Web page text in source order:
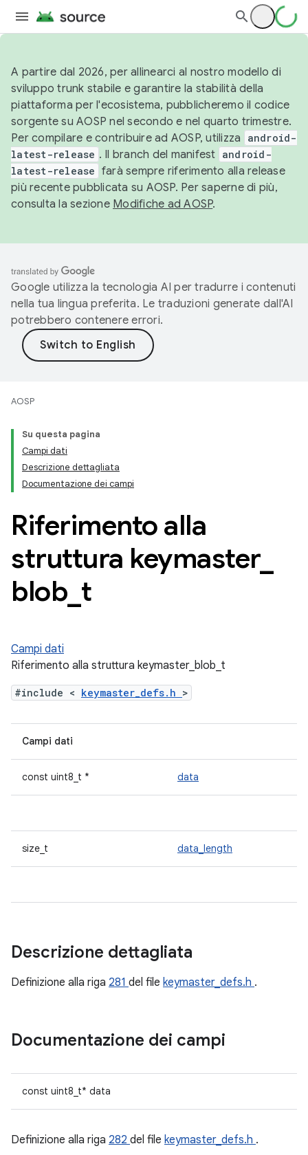
A partire dal 2026, per allinearci al nostro modello di
sviluppo trunk stabile e garantire la stabilità della
piattaforma per l'ecosistema, pubblicheremo il codice
sorgente su AOSP nel secondo e nel quarto trimestre.
Per compilare e contribuire ad AOSP, utilizza
android-
latest-release . Il branch del manifest android-
latest-release farà sempre riferimento alla release
più recente pubblicata su AOSP. Per saperne di più,
consulta la sezione Modifiche ad AOSP.
Google utilizza la tecnologia AI per tradurre i contenuti
nella tua lingua preferita. Le traduzioni generate dall'AI
potrebbero contenere errori.
AOSP
Su questa pagina
Campi dati
Descrizione dettagliata
Documentazione dei campi
Riferimento alla
struttura keymaster_
blob t
Campi dati
Riferimento alla struttura keymaster_blob_t
#include < keymaster_defs.h >
Campi dati
const uint8_t * data
size_t data_length
Descrizione dettagliata
Definizione alla riga 281 del file keymaster_defs.h .
Documentazione dei campi
const uint8_t* data
Definizione alla riga 282 del file keymaster_defs.h .